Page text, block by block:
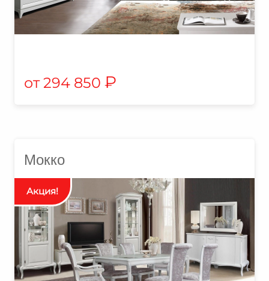
294 850 ₽
Мокко